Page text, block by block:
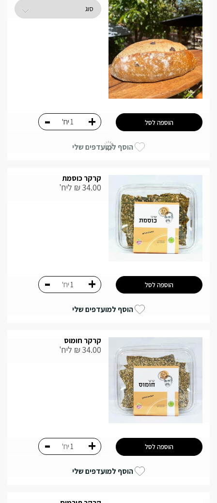
+ יח' - הוספה לסל
הוסף למועדפים שלי
קרקר כוסמת
₪34.00 ליח'
+ יח' - הוספה לסל
הוסף למועדפים שלי
קרקר חומוס
₪34.00 ליח'
+ יח' - הוספה לסל
הוסף למועדפים שלי